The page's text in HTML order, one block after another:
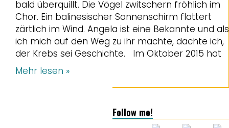
bald überquillt. Die Vögel zwitschern fröhlich im
Chor. Ein balinesischer Sonnenschirm flattert
zärtlich im Wind. Angela ist eine Bekannte und als
ich mich auf den Weg zu ihr machte, dachte ich,
der Krebs sei Geschichte. Im Oktober 2015 hat
Mehr lesen »
Follow me!